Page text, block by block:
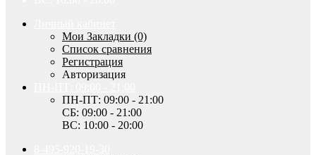
Мои Закладки (0)
Список сравнения
Регистрация
Авторизация
ПН-ПТ: 09:00 - 21:00
СБ: 09:00 - 21:00
ВС: 10:00 - 20:00